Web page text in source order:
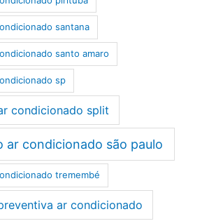
santana
santo amaro
sp
condicionado split
ar condicionado são paulo
tremembé
ar condicionado